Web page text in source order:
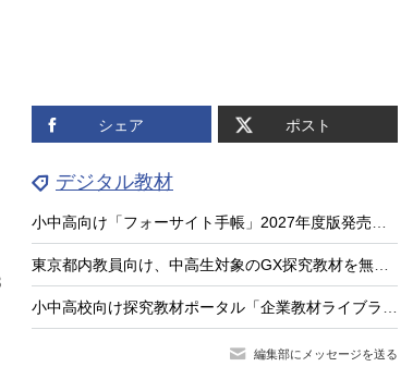
シェア ポスト
デジタル教材
小中高向け「フォーサイト手帳」2027年度版発売、無料サンプル受付
東京都内教員向け、中高生対象のGX探究教材を無料公開
小中高校向け探究教材ポータル「企業教材ライブラリー」公開…ケシオン
編集部にメッセージを送る